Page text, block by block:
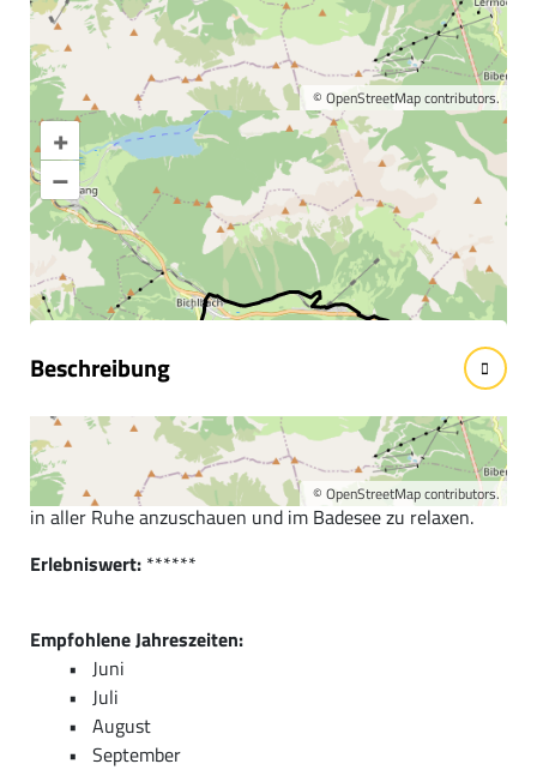
© OpenStreetMapcontributors.
+
–
© OpenStreetMapcontributors.
Karte vergrößern
Informationen &
Wissenswertes
Beschreibung
Kurzbeschreibung:
Leichte, kurze Etappe durch eine panoramareiche
Berglandschaft mit viel Zeit, sich die Kapellen und Kirchen
in aller Ruhe anzuschauen und im Badesee zu relaxen.
Erlebniswert: ******
Empfohlene Jahreszeiten:
Juni
Juli
August
September